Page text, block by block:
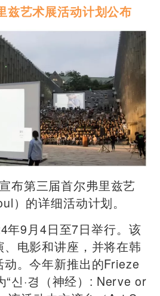
兹艺术展活动计划公布
布第三届首尔弗里兹艺
）的详细活动计划。
年9月4日至7日举行。该
电影和讲座，并将在韩
。今年新推出的Frieze
“신·경（神经）: Nerve or